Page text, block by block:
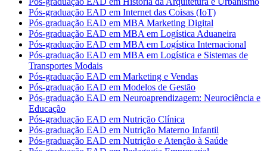
Pós-graduação EAD em Internet das Coisas (IoT)
Pós-graduação EAD em MBA Marketing Digital
Pós-graduação EAD em MBA em Logística Aduaneira
Pós-graduação EAD em MBA em Logística Internacional
Pós-graduação EAD em MBA em Logística e Sistemas de
Transportes Modais
Pós-graduação EAD em Marketing e Vendas
Pós-graduação EAD em Modelos de Gestão
Pós-graduação EAD em Neuroaprendizagem: Neurociência e
Educação
Pós-graduação EAD em Nutrição Clínica
Pós-graduação EAD em Nutrição Materno Infantil
Pós-graduação EAD em Nutrição e Atenção à Saúde